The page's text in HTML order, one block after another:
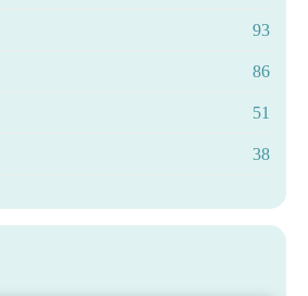
93
86
51
38
zo beleef je de stad op jouw